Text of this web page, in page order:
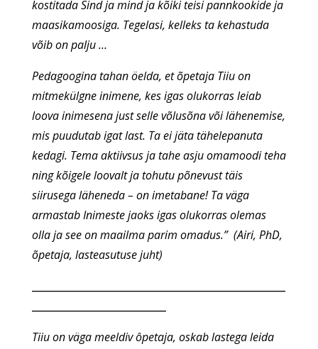
kostitada Sind ja mind ja kõiki teisi pannkookide ja
maasikamoosiga. Tegelasi, kelleks ta kehastuda
võib on palju …
Pedagoogina tahan öelda, et õpetaja Tiiu on
mitmekülgne inimene, kes igas olukorras leiab
loova inimesena just selle võlusõna või lähenemise,
mis puudutab igat last. Ta ei jäta tähelepanuta
kedagi. Tema aktiivsus ja tahe asju omamoodi teha
ning kõigele loovalt ja tohutu põnevust täis
siirusega läheneda – on imetabane! Ta väga
armastab Inimeste jaoks igas olukorras olemas
olla ja see on maailma parim omadus.” (Airi, PhD,
õpetaja, lasteasutuse juht)
Tiiu on väga meeldiv ôpetaja, oskab lastega leida